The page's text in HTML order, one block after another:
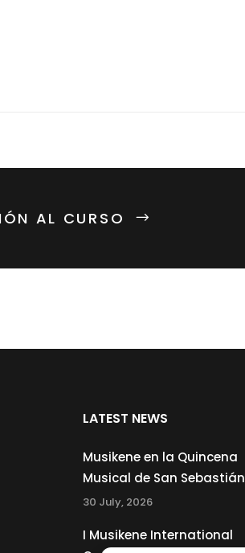
AL CURSO
LATEST NEWS
Musikene en la Quincena
Musical de San Sebastián
30 July, 2026
I Musikene International